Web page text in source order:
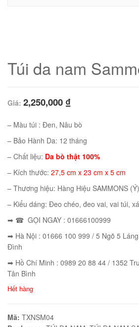
Túi da nam
Giá: 2,250,000 ₫
– Màu túi : Đen, Nâu bò
– Bảo Hành Da: 12 tháng
– Chất liệu: Da bò thật 100%
– Kích thước: 27,5 cm x 23 cm x 5 cm
– Thương hiệu: Hàng Hiệu SAMMONS (Ý)
– Kiểu dáng: Đeo chéo, đeo vai, vai túi,
➡ ☎ GỌI NGAY : 01666100999
➡ Hà Nội : 01666 100 999 / 5 Ngõ 5
Đình
➡ Hồ Chí Minh : 0989 20 88 44 / 1352
Tân Bình
Hết hàng
Mã: TXNSM04